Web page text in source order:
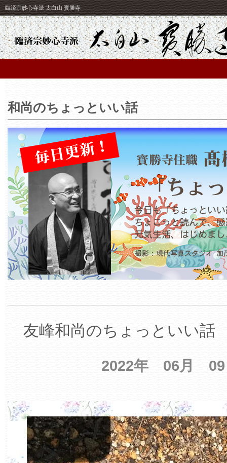
臨済宗妙心寺派 太白山 寳勝寺
和尚のちょっといい話
友峰和尚のちょっといい話
2022年 06月